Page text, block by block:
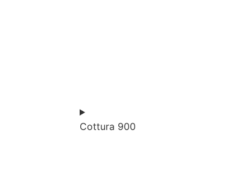
Cottura 900